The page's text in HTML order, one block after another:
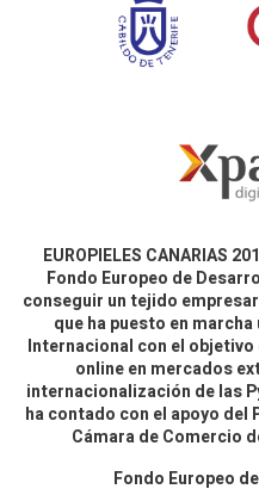
EUROPIELES CANARIAS
Fondo Europeo de
conseguir un tejido
que ha puesto en
Internacional con el
online en mercados
internacionalización de las
ha contado con el apoyo del
Cámara de Comercio
Fondo Europeo